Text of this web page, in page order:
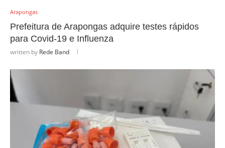
Arapongas
Prefeitura de Arapongas adquire testes rápidos
para Covid-19 e Influenza
written by Rede Band